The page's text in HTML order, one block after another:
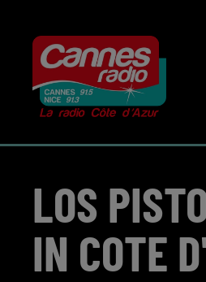
LOS
IN COTE